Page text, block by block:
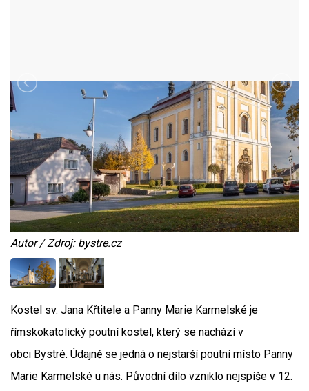
Autor / Zdroj: bystre.cz
Kostel sv. Jana Křtitele a Panny Marie Karmelské je
římskokatolický poutní kostel, který se nachází v
obci Bystré. Údajně se jedná o nejstarší poutní místo Panny
Marie Karmelské u nás. Původní dílo vzniklo nejspíše v 12.